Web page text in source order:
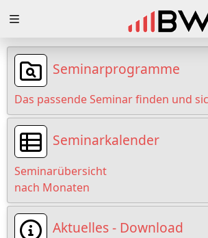
Loading
Loading
Loading
Loading
Loading
Loading
Seminarprogramme
Das passende Seminar finden und
Seminarkalender
Seminarübersicht
nach Monaten
Aktuelles - Download